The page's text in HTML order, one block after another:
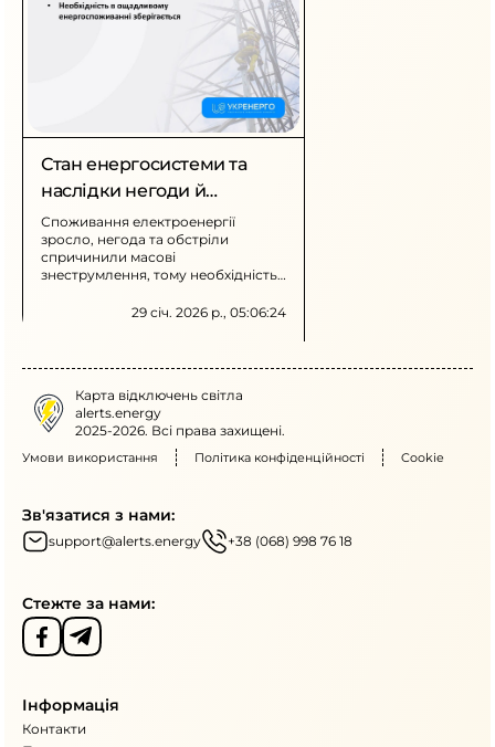
Стан енергосистеми та
наслідки негоди й
обстрілів
Споживання електроенергії
зросло, негода та обстріли
спричинили масові
знеструмлення, тому необхідність
залишається актуальною.
29 січ. 2026 р., 05:06:24
Карта відключень світла
alerts.energy
2025-2026. Всі права захищені.
Умови використання Політика конфіденційності Cookie
Зв'язатися з нами:
support@alerts.energy +38 (068) 998 76 18
Стежте за нами:
Інформація
Контакти